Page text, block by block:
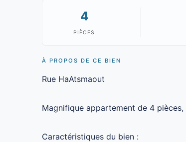
4
PIÈCES
À PROPOS DE CE BIEN
Rue HaAtsmaout
Magnifique appartement de 4
Caractéristiques du bien :